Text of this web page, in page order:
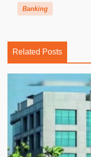
Banking
Related Posts